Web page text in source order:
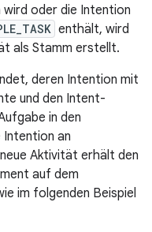
wird oder die Intention
enthält, wird
als Stamm erstellt.
deren Intention mit
und den Intent-
in den
Intention an
Aktivität erhält den
auf dem
im folgenden Beispiel